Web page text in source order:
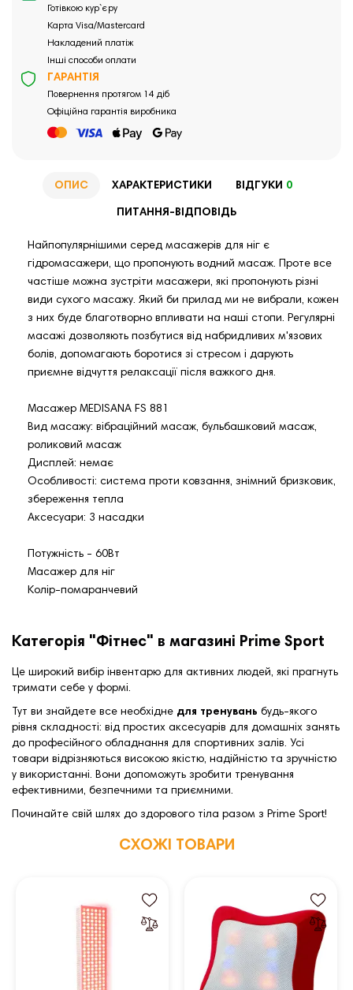
Готівкою кур`єру
Карта Visa/Mastercard
Накладений платіж
Інші способи оплати
ГАРАНТІЯ
Повернення протягом 14 діб
Офіційна гарантія виробника
ОПИС ХАРАКТЕРИСТИКИ ВІДГУКИ 0
ПИТАННЯ-ВІДПОВІДЬ
Найпопулярнішими серед масажерів для ніг є
гідромасажери, що пропонують водний масаж. Проте все
частіше можна зустріти масажери, які пропонують різні
види сухого масажу. Який би прилад ми не вибрали, кожен
з них буде благотворно впливати на наші стопи. Регулярні
масажі дозволяють позбутися від набридливих м'язових
болів, допомагають боротися зі стресом і дарують
приємне відчуття релаксації після важкого дня.
Масажер MEDISANA FS 881
Вид масажу: вібраційний масаж, бульбашковий масаж,
роликовий масаж
Дисплей: немає
Особливості: система проти ковзання, знімний бризковик,
збереження тепла
Аксесуари: 3 насадки
Потужність - 60Вт
Масажер для ніг
Колір-помаранчевий
Категорія "Фітнес" в магазині Prime Sport
Це широкий вибір інвентарю для активних людей, які прагнуть
тримати себе у формі.
Тут ви знайдете все необхідне для тренувань будь-якого
рівня складності: від простих аксесуарів для домашніх занять
до професійного обладнання для спортивних залів. Усі
товари відрізняються високою якістю, надійністю та зручністю
у використанні. Вони допоможуть зробити тренування
ефективними, безпечними та приємними.
Починайте свій шлях до здорового тіла разом з Prime Sport!
СХОЖІ ТОВАРИ